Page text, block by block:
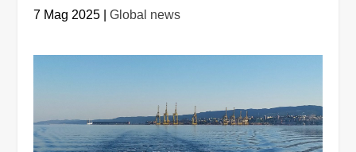
7 Mag 2025 |Global news